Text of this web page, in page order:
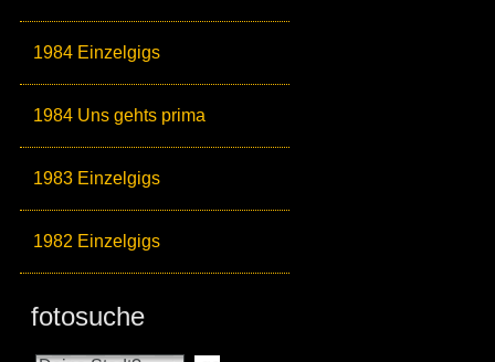
1984 Einzelgigs
1984 Uns gehts prima
1983 Einzelgigs
1982 Einzelgigs
fotosuche